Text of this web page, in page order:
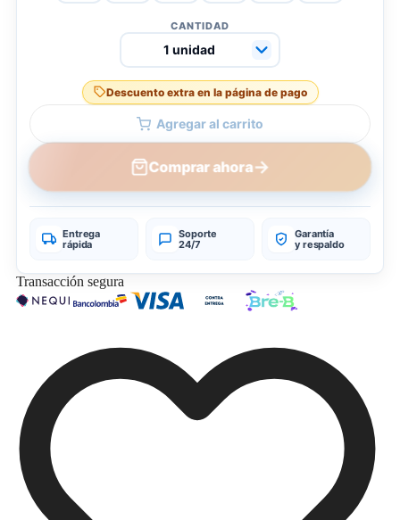
CANTIDAD
Descuento extra en la página de pago
Agregar al carrito
Comprar ahora→
Entrega
rápida
Soporte
24/7
Garantía
y respaldo
Transacción segura